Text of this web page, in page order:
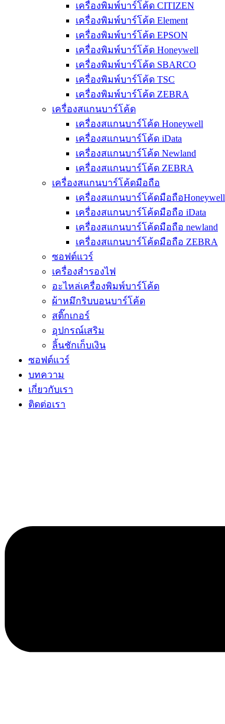
เครื่องพิมพ์บาร์โค้ด CITIZEN
เครื่องพิมพ์บาร์โค้ด Element
เครื่องพิมพ์บาร์โค้ด EPSON
เครื่องพิมพ์บาร์โค้ด Honeywell
เครื่องพิมพ์บาร์โค้ด SBARCO
เครื่องพิมพ์บาร์โค้ด TSC
เครื่องพิมพ์บาร์โค้ด ZEBRA
เครื่องสแกนบาร์โค้ด
เครื่องสแกนบาร์โค้ด Honeywell
เครื่องสแกนบาร์โค้ด iData
เครื่องสแกนบาร์โค้ด Newland
เครื่องสแกนบาร์โค้ด ZEBRA
เครื่องสแกนบาร์โค้ดมือถือ
เครื่องสแกนบาร์โค้ดมือถือHoneywell
เครื่องสแกนบาร์โค้ดมือถือ iData
เครื่องสแกนบาร์โค้ดมือถือ newland
เครื่องสแกนบาร์โค้ดมือถือ ZEBRA
ซอฟต์แวร์
เครื่องสำรองไฟ
อะไหล่เครื่องพิมพ์บาร์โค้ด
ผ้าหมึกริบบอนบาร์โค้ด
สติ๊กเกอร์
อุปกรณ์เสริม
ลิ้นชักเก็บเงิน
ซอฟต์แวร์
บทความ
เกี่ยวกับเรา
ติดต่อเรา